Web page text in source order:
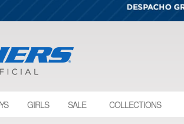
GIRLS SALE COLLECTIONS